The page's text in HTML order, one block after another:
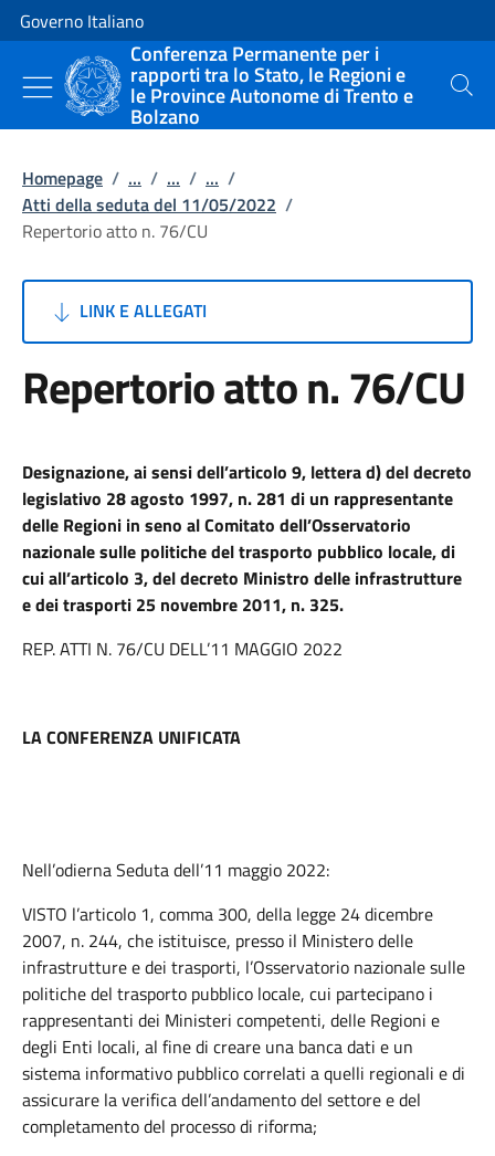
Vai al contenuto
Vai alla navigazione del sito
Governo Italiano
Conferenza Permanente per i
rapporti tra lo Stato, le Regioni e
le Province Autonome di Trento e
Bolzano
Cerca
Homepage / ... / ... / ... /
Atti della seduta del 11/05/2022 /
Repertorio atto n. 76/CU
LINK E ALLEGATI
Repertorio atto n. 76/CU
Designazione, ai sensi dell’articolo 9, lettera d) del decreto
legislativo 28 agosto 1997, n. 281 di un rappresentante
delle Regioni in seno al Comitato dell’Osservatorio
nazionale sulle politiche del trasporto pubblico locale, di
cui all’articolo 3, del decreto Ministro delle infrastrutture
e dei trasporti 25 novembre 2011, n. 325.
REP. ATTI N. 76/CU DELL’11 MAGGIO 2022
LA CONFERENZA UNIFICATA
Nell’odierna Seduta dell’11 maggio 2022:
VISTO l’articolo 1, comma 300, della legge 24 dicembre
2007, n. 244, che istituisce, presso il Ministero delle
infrastrutture e dei trasporti, l’Osservatorio nazionale sulle
politiche del trasporto pubblico locale, cui partecipano i
rappresentanti dei Ministeri competenti, delle Regioni e
degli Enti locali, al fine di creare una banca dati e un
sistema informativo pubblico correlati a quelli regionali e di
assicurare la verifica dell’andamento del settore e del
completamento del processo di riforma;